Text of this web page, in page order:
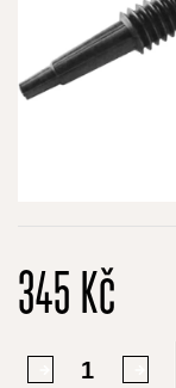
345 Kč